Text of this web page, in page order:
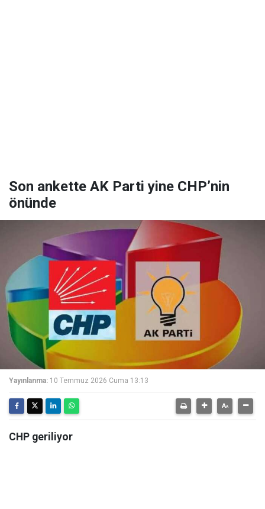
Son ankette AK Parti yine CHP’nin
önünde
Yayınlanma: 10 Temmuz 2026 Cuma 13:13
CHP geriliyor